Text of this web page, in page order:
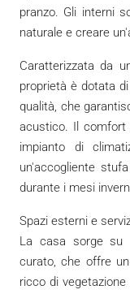
pranzo. Gli interni
naturale e creare
Caratterizzata da
proprietà è dotata
qualità, che
acustico. Il
impianto di
un'accogliente
durante i mesi
Spazi esterni e
La casa sorge su
curato, che offre
ricco di